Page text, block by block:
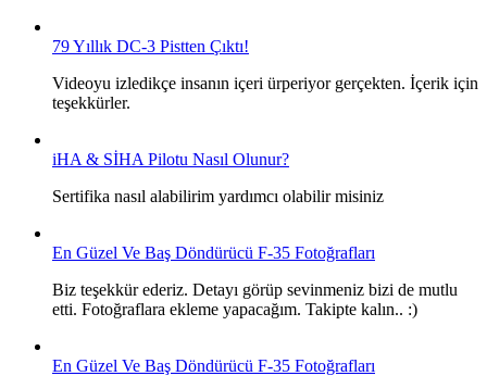
79 Yıllık DC-3 Pistten Çıktı!
Videoyu izledikçe insanın içeri ürperiyor gerçekten. İçerik için
teşekkürler.
iHA & SİHA Pilotu Nasıl Olunur?
Sertifika nasıl alabilirim yardımcı olabilir misiniz
En Güzel Ve Baş Döndürücü F-35 Fotoğrafları
Biz teşekkür ederiz. Detayı görüp sevinmeniz bizi de mutlu
etti. Fotoğraflara ekleme yapacağım. Takipte kalın.. :)
En Güzel Ve Baş Döndürücü F-35 Fotoğrafları